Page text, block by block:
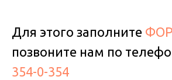
Для этого заполните
позвоните нам по
354-0-354